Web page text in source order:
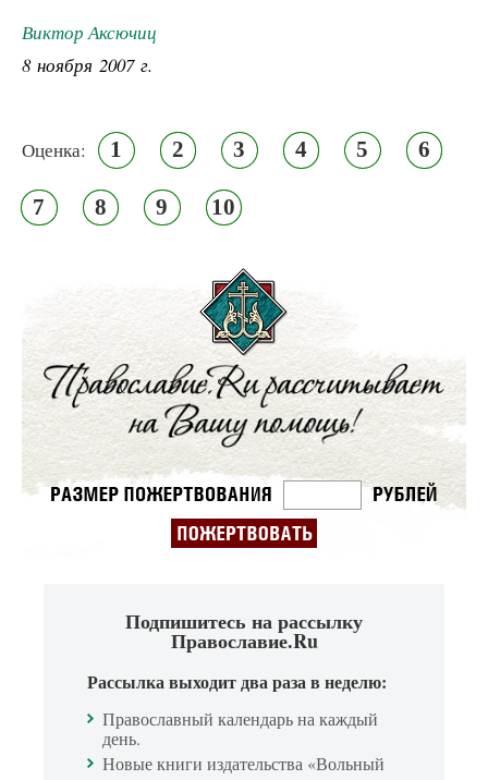
Виктор Аксючиц
8 ноября 2007 г.
Оценка: 1 2 3 4 5 6
7 8 9 10
Подпишитесь на рассылку
Православие.Ru
Рассылка выходит два раза в неделю:
Православный календарь на каждый
день.
Новые книги издательства «Вольный